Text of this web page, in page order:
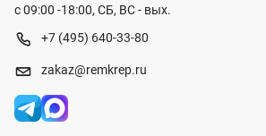
с 09:00 -18:00, СБ, ВС - вых.
+7 (495) 640-33-80
zakaz@remkrep.ru